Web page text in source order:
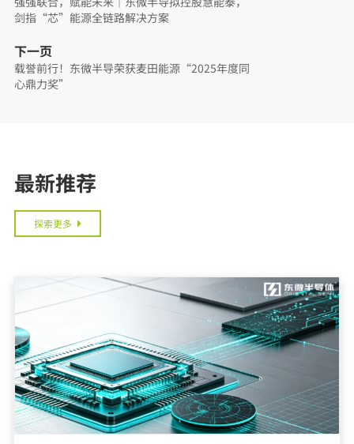
剑指“芯”能源全链路解决方案
下一页
载誉前行！东微半导荣获麦田能源“2025年度同
心鼎力奖”
最新推荐
探索更多